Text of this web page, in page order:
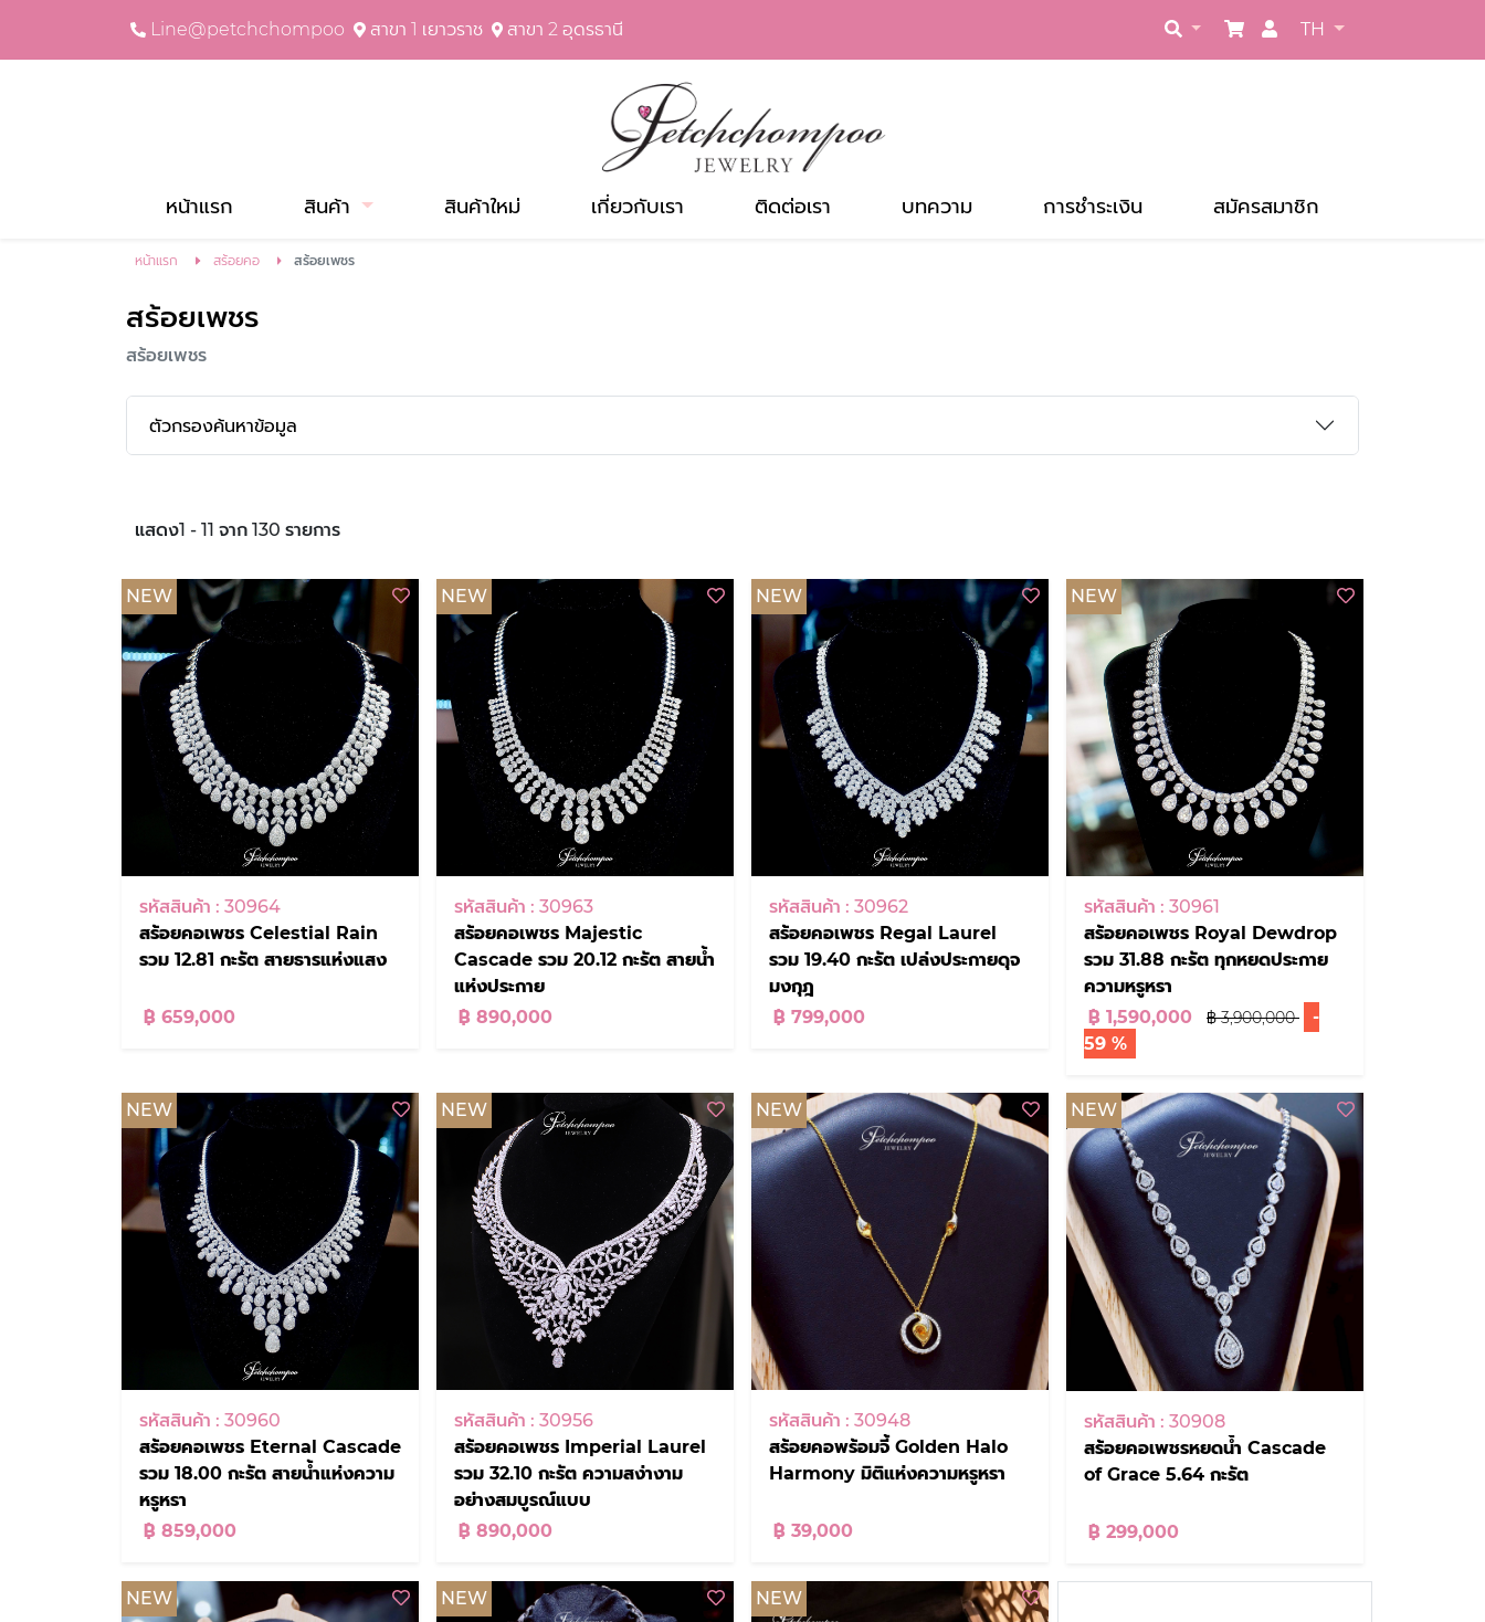
Line@petchchompoo สาขา 1 เยาวราช สาขา 2 อุดรธานี TH
หน้าแรก สินค้า สินค้าใหม่ เกี่ยวกับเรา ติดต่อเรา บทความ การชำระเงิน สมัครสมาชิก
หน้าแรก สร้อยคอ สร้อยเพชร
สร้อยเพชร
สร้อยเพชร
ตัวกรองค้นหาข้อมูล
แสดง1 - 11 จาก 130 รายการ
NEW
รหัสสินค้า : 30964
สร้อยคอเพชร Celestial Rain
รวม 12.81 กะรัต สายธารแห่งแสง
฿ 659,000
NEW
รหัสสินค้า : 30963
สร้อยคอเพชร Majestic
Cascade รวม 20.12 กะรัต สายน้ำ
แห่งประกาย
฿ 890,000
NEW
รหัสสินค้า : 30962
สร้อยคอเพชร Regal Laurel
รวม 19.40 กะรัต เปล่งประกายดุจ
มงกุฎ
฿ 799,000
NEW
รหัสสินค้า : 30961
สร้อยคอเพชร Royal Dewdrop
รวม 31.88 กะรัต ทุกหยดประกาย
ความหรูหรา
฿ 1,590,000
฿ 3,900,000
-
59 %
NEW
รหัสสินค้า : 30960
สร้อยคอเพชร Eternal Cascade
รวม 18.00 กะรัต สายน้ำแห่งความ
หรูหรา
฿ 859,000
NEW
รหัสสินค้า : 30956
สร้อยคอเพชร Imperial Laurel
รวม 32.10 กะรัต ความสง่างาม
อย่างสมบูรณ์แบบ
฿ 890,000
NEW
รหัสสินค้า : 30948
สร้อยคอพร้อมจี้ Golden Halo
Harmony มิติแห่งความหรูหรา
฿ 39,000
NEW
รหัสสินค้า : 30908
สร้อยคอเพชรหยดน้ำ Cascade
of Grace 5.64 กะรัต
฿ 299,000
NEW NEW NEW